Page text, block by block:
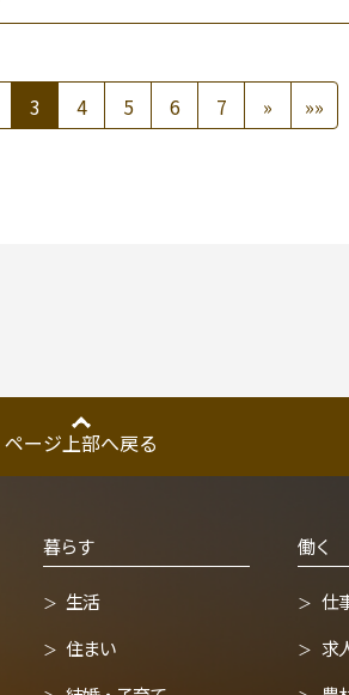
3 4 5 6 7 » »»
ページ上部へ戻る
暮らす
生活
住まい
働く
仕
求